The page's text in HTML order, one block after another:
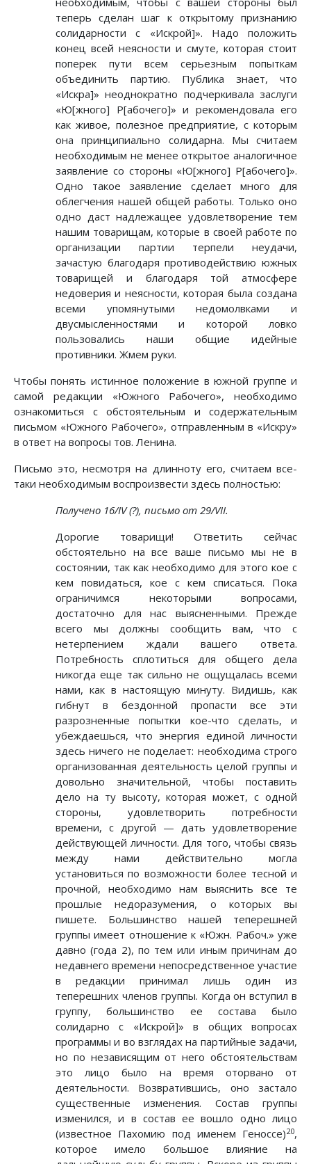
теперь сделан шаг к открытому признанию
солидарности с «Искрой]». Надо положить
конец всей неясности и смуте, которая стоит
поперек пути всем серьезным попыткам
объединить партию. Публика знает, что
«Искра]» неоднократно подчеркивала заслуги
«Ю[жного] Р[абочего]» и рекомендовала его
как живое, полезное предприятие, с которым
она принципиально солидарна. Мы считаем
необходимым не менее открытое аналогичное
заявление со стороны «Ю[жного] Р[абочего]».
Одно такое заявление сделает много для
облегчения нашей общей работы. Только оно
одно даст надлежащее удовлетворение тем
нашим товарищам, которые в своей работе по
организации партии терпели неудачи,
зачастую благодаря противодействию южных
товарищей и благодаря той атмосфере
недоверия и неясности, которая была создана
всеми упомянутыми недомолвками и
двусмысленностями и которой ловко
пользовались наши общие идейные
противники. Жмем руки.
Чтобы понять истинное положение в южной группе и
самой редакции «Южного Рабочего», необходимо
ознакомиться с обстоятельным и содержательным
письмом «Южного Рабочего», отправленным в «Искру»
в ответ на вопросы тов. Ленина.
Письмо это, несмотря на длинноту его, считаем все-
таки необходимым воспроизвести здесь полностью:
Получено 16/IV (?), письмо от 29/VII.
Дорогие товарищи! Ответить сейчас
обстоятельно на все ваше письмо мы не в
состоянии, так как необходимо для этого кое с
кем повидаться, кое с кем списаться. Пока
ограничимся некоторыми вопросами,
достаточно для нас выясненными. Прежде
всего мы должны сообщить вам, что с
нетерпением ждали вашего ответа.
Потребность сплотиться для общего дела
никогда еще так сильно не ощущалась всеми
нами, как в настоящую минуту. Видишь, как
гибнут в бездонной пропасти все эти
разрозненные попытки кое-что сделать, и
убеждаешься, что энергия единой личности
здесь ничего не поделает: необходима строго
организованная деятельность целой группы и
довольно значительной, чтобы поставить
дело на ту высоту, которая может, с одной
стороны, удовлетворить потребности
времени, с другой — дать удовлетворение
действующей личности. Для того, чтобы связь
между нами действительно могла
установиться по возможности более тесной и
прочной, необходимо нам выяснить все те
прошлые недоразумения, о которых вы
пишете. Большинство нашей теперешней
группы имеет отношение к «Южн. Рабоч.» уже
давно (года 2), по тем или иным причинам до
недавнего времени непосредственное участие
в редакции принимал лишь один из
теперешних членов группы. Когда он вступил в
группу, большинство ее состава было
солидарно с «Искрой]» в общих вопросах
программы и во взглядах на партийные задачи,
но по независящим от него обстоятельствам
это лицо было на время оторвано от
деятельности. Возвратившись, оно застало
существенные изменения. Состав группы
изменился, и в состав ее вошло одно лицо
(известное Пахомию под именем Геноссе)20,
которое имело большое влияние на